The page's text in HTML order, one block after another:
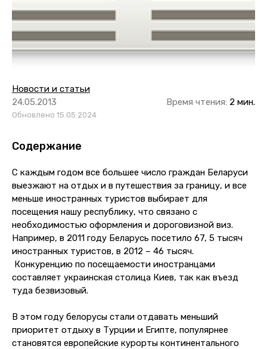
Новости и статьи
24.05.2013
Обновлено 15.05.2024
Время чтения: 2 мин.
Содержание
С каждым годом все большее число граждан Беларуси
выезжают на отдых и в путешествия за границу, и все
меньше иностранных туристов выбирает для
посещения нашу республику, что связано с
необходимостью оформления и дороговизной виз.
Например, в 2011 году Беларусь посетило 67, 5 тысяч
иностранных туристов, в 2012 – 46 тысяч.
Конкуренцию по посещаемости иностранцами
составляет украинская столица Киев, так как въезд
туда безвизовый.
В этом году белорусы стали отдавать меньший
приоритет отдыху в Турции и Египте, популярнее
становятся европейские курорты континентального